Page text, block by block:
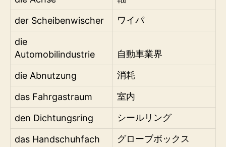
der Scheibenwischer ワイパ
die
Automobilindustrie
自動車業界
die Abnutzung 消耗
das Fahrgastraum 室内
den Dichtungsring シールリング
das Handschuhfach グローブボックス